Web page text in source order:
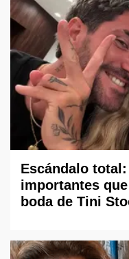
Escándalo
importantes
boda de Tini